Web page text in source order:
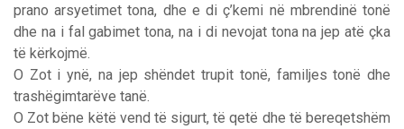
prano arsyetimet tona, dhe e di ç’kemi në mbrendinë tonë
dhe na i fal gabimet tona, na i di nevojat tona na jep atë çka
të kërkojmë.
O Zot i ynë, na jep shëndet trupit tonë, familjes tonë dhe
trashëgimtarëve tanë.
O Zot bëne këtë vend të sigurt, të qetë dhe të bereqetshëm